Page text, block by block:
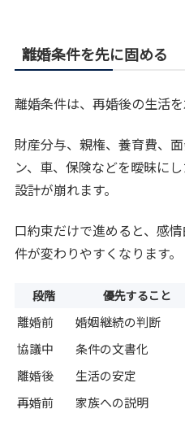
離婚条件を先に固める
離婚条件は、再婚後の生活
財産分与、親権、養育費、
ン、車、保険などを曖昧に
設計が崩れます。
口約束だけで進めると、感
件が変わりやすくなります。
段階 優先すること
離婚前 婚姻継続の判断
協議中
条件の文書化
離婚後
生活の安定
再婚前
家族への説明